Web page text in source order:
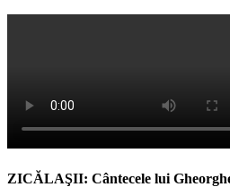
ZICĂLAŞII: Cântecele lui